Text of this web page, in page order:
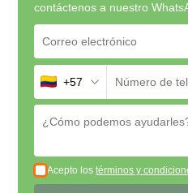
contáctenos a nuestro
+57
Acepto los términos y